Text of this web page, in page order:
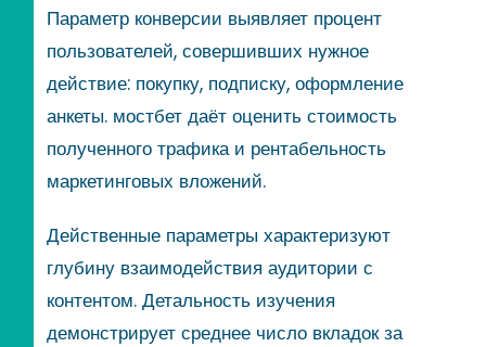
Параметр конверсии выявляет процент
пользователей, совершивших нужное
действие: покупку, подписку, оформление
анкеты. мостбет даёт оценить стоимость
полученного трафика и рентабельность
маркетинговых вложений.
Действенные параметры характеризуют
глубину взаимодействия аудитории с
контентом. Детальность изучения
демонстрирует среднее число вкладок за